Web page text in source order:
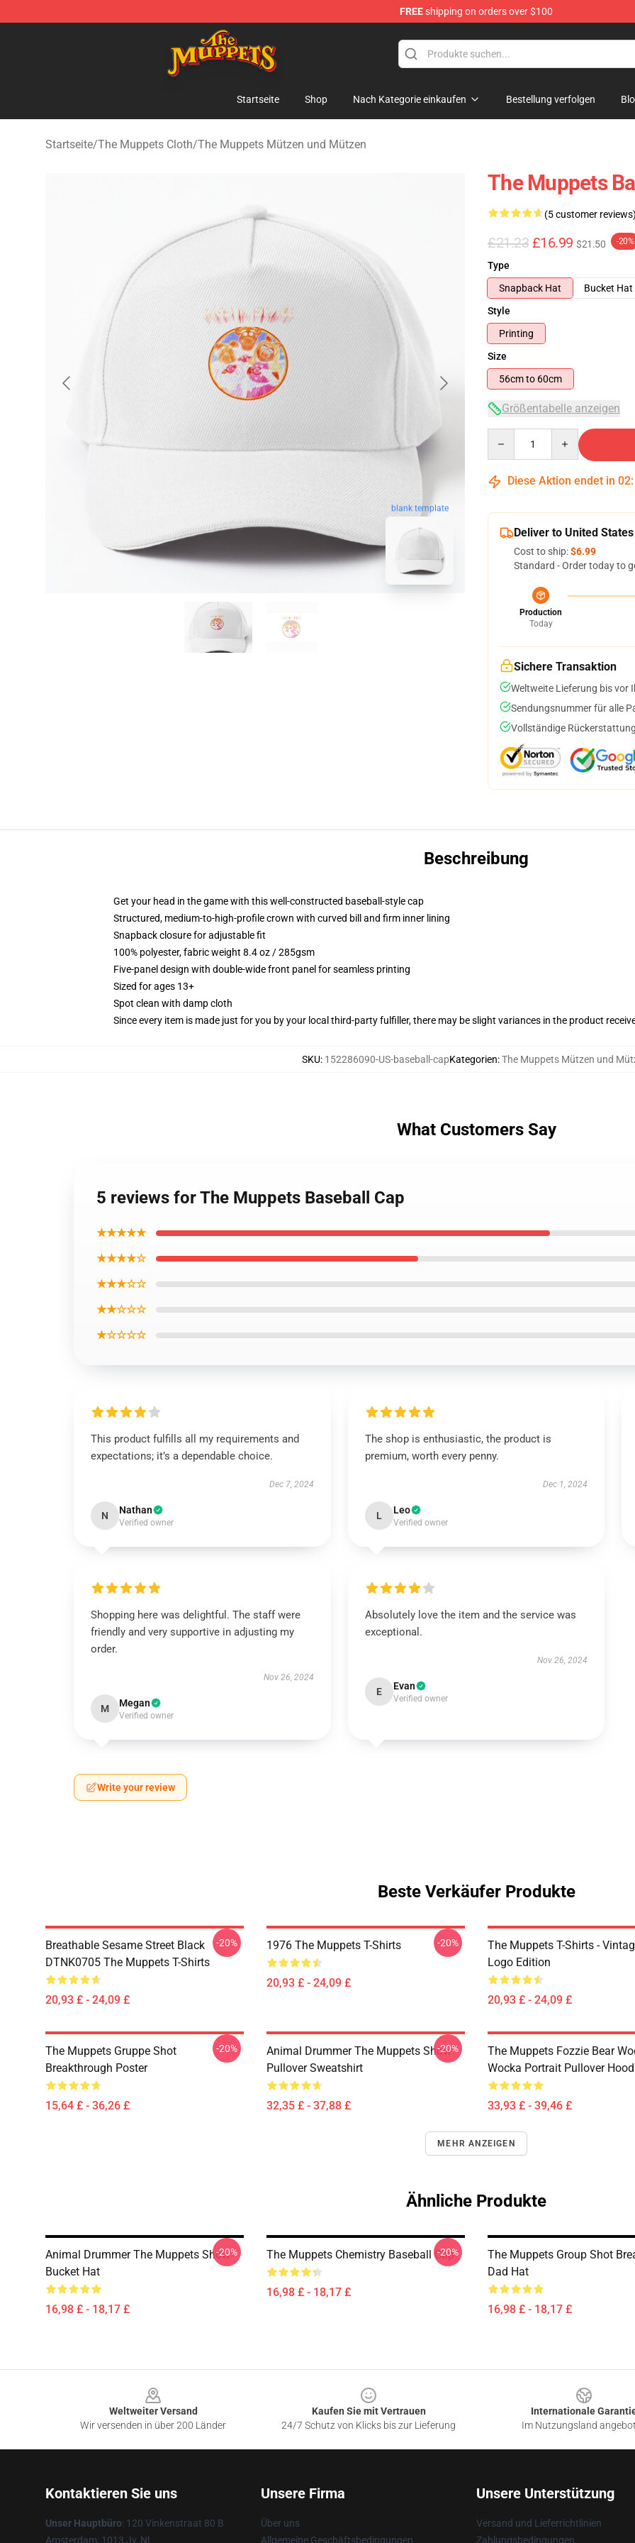
FREEshipping on orders over $100
The Muppets Store - Official The Muppets Merchandise Shop
Startseite Shop Nach Kategorie einkaufen Bestellung verfolgen
Startseite/The Muppets Cloth/The Muppets Mützen und Mützen
blank template
The Muppets
(5 customer reviews)
£21.23 £16.99 $21.50 -20%
Type
Snapback Hat
Bucket Hat
Style
Printing
Size
56cm to 60cm
Größentabelle anzeigen
Diese Aktion endet in 02:
Deliver to United States
Cost to ship:$6.99
Standard - Order today to
Production
Today
Sichere Transaktion
Weltweite Lieferung bis vor
Sendungsnummer für alle
Vollständige
Beschreibung
Get your head in the game with this well-constructed baseball-style cap
Structured, medium-to-high-profile crown with curved bill and firm inner lining
Snapback closure for adjustable fit
100% polyester, fabric weight 8.4 oz / 285gsm
Five-panel design with double-wide front panel for seamless printing
Sized for ages 13+
Spot clean with damp cloth
Since every item is made just for you by your local third-party fulfiller, there may be slight variances in the product
SKU: 152286090-US-baseball-capKategorien:The Muppets Mützen und
What Customers Say
5 reviews for The Muppets Baseball Cap
★★★★★
★★★★☆
★★★☆☆
★★☆☆☆
★☆☆☆☆
This product fulfills all my requirements and
expectations; it’s a dependable choice.
Dec 7, 2024
N Nathan
Verified owner
The shop is enthusiastic, the product is
premium, worth every penny.
Dec 1, 2024
L Leo
Verified owner
Shopping here was delightful. The staff were
friendly and very supportive in adjusting my
order.
Nov 26, 2024
M Megan
Verified owner
Absolutely love the item and the service was
exceptional.
Nov 26, 2024
E Evan
Verified owner
Write your review
Beste Verkäufer Produkte
Breathable Sesame Street Black
DTNK0705 The Muppets T-Shirts
20,93 £ - 24,09 £
-20% 1976 The Muppets T-Shirts
20,93 £ - 24,09 £
-20%
The Muppets T-Shirts -
Logo Edition
20,93 £ - 24,09 £
The Muppets Gruppe Shot
Breakthrough Poster
15,64 £ - 36,26 £
-20%
Animal Drummer The Muppets Show
Pullover Sweatshirt
32,35 £ - 37,88 £
-20%
The Muppets Fozzie Bear
Wocka Portrait Pullover
33,93 £ - 39,46 £
MEHR ANZEIGEN
Ähnliche Produkte
Animal Drummer The Muppets Show
Bucket Hat
16,98 £ - 18,17 £
-20% The Muppets Chemistry Baseball Cap
16,98 £ - 18,17 £
-20%
The Muppets Group Shot
Dad Hat
16,98 £ - 18,17 £
Weltweiter Versand
Wir versenden in über 200 Länder
Kaufen Sie mit Vertrauen
24/7 Schutz von Klicks bis zur Lieferung
Internationale
Im Nutzungsland
Kontaktieren Sie uns
Unser Hauptbüro: 120 Vinkenstraat 80 B
Amsterdam, 1013 Jv, Nl
Unsere Firma
Über uns
Allgemeine Geschäftsbedingungen
Unsere Unterstützung
Versand und Lieferrichtlinien
Zahlungsbedingungen